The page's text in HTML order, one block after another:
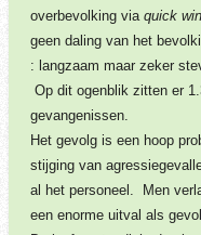
overbevolking via quick
geen daling van het
: langzaam maar zeker
Op dit ogenblik zitten er
gevangenissen.
Het gevolg is een hoop
stijging van
al het personeel. Men
een enorme uitval als